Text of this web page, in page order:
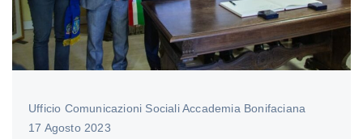
Ufficio Comunicazioni Sociali Accademia Bonifaciana
17 Agosto 2023